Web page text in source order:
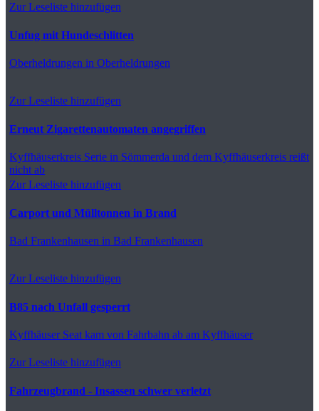
Zur Leseliste hinzufügen
Unfug mit Hundeschlitten
Oberheldrungen in Oberheldrungen
Zur Leseliste hinzufügen
Erneut Zigarettenautomaten angegriffen
Kyffhäuserkreis Serie in Sömmerda und dem Kyffhäuserkreis reißt
nicht ab
Zur Leseliste hinzufügen
Carport und Mülltonnen in Brand
Bad Frankenhausen in Bad Frankenhausen
Zur Leseliste hinzufügen
B85 nach Unfall gesperrt
KyffhäuserSeat kam von Fahrbahn ab am Kyffhäuser
Zur Leseliste hinzufügen
Fahrzeugbrand - Insassen schwer verletzt